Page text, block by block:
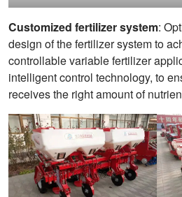
Customized fertilizer system:
design of the fertilizer system to
controllable variable fertilizer
intelligent control technology, to
receives the right amount of